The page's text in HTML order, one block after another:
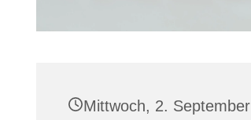
Mittwoch, 2. September